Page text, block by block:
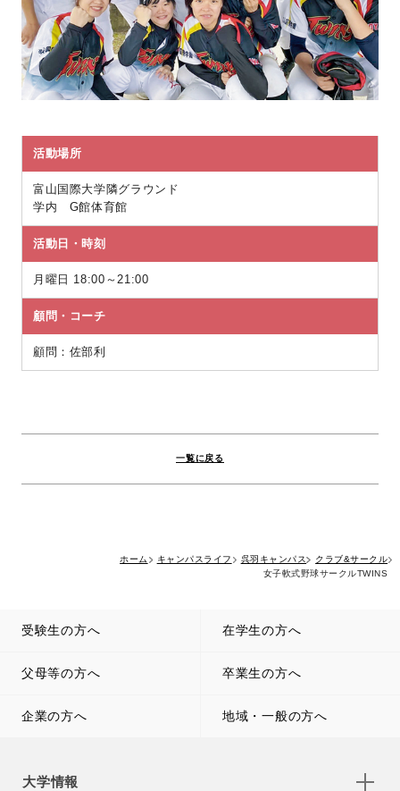
活動場所
富山国際大学隣グラウンド
学内 G館体育館
活動日・時刻
月曜日 18:00～21:00
顧問・コーチ
顧問：佐部利
一覧に戻る
ホーム キャンパスライフ 呉羽キャンパス
クラブ&サークル
女子軟式野球サークルTWINS
受験生の方へ 在学生の方へ
父母等の方へ 卒業生の方へ
企業の方へ 地域・一般の方へ
大学情報